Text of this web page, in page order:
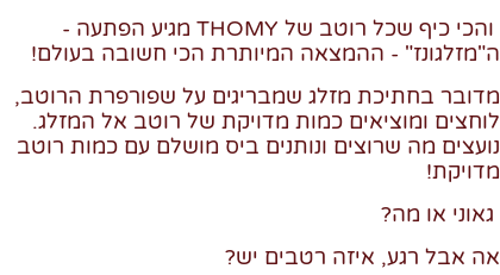
והכי כיף שכל רוטב של THOMY מגיע הפתעה -
ה"מזלגונז" - ההמצאה המיותרת הכי חשובה בעולם!
מדובר בחתיכת מזלג שמבריגים על שפורפרת הרוטב,
לוחצים ומוציאים כמות מדויקת של רוטב אל המזלג.
נועצים מה שרוצים ונותנים ביס מושלם עם כמות רוטב
מדויקת!
גאוני או מה?
אה אבל רגע, איזה רטבים יש?